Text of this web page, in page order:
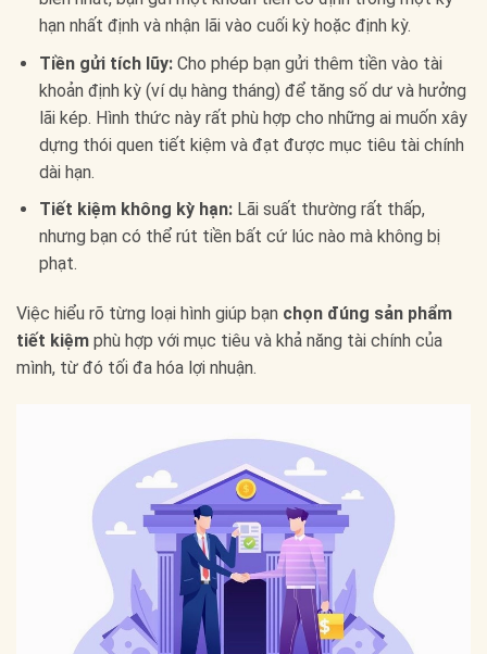
hạn nhất định và nhận lãi vào cuối kỳ hoặc định kỳ.
Tiền gửi tích lũy:Cho phép bạn gửi thêm tiền vào tài
khoản định kỳ (ví dụ hàng tháng) để tăng số dư và hưởng
lãi kép. Hình thức này rất phù hợp cho những ai muốn xây
dựng thói quen tiết kiệm và đạt được mục tiêu tài chính
dài hạn.
Tiết kiệm không kỳ hạn:Lãi suất thường rất thấp,
nhưng bạn có thể rút tiền bất cứ lúc nào mà không bị
phạt.
Việc hiểu rõ từng loại hình giúp bạn chọn đúng sản phẩm
tiết kiệm phù hợp với mục tiêu và khả năng tài chính của
mình, từ đó tối đa hóa lợi nhuận.